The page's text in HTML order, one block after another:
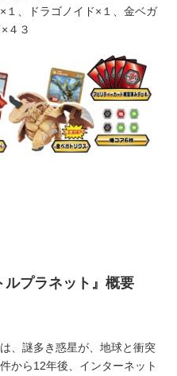
、ドラゴノイド×１、金ベガ
４３
ルプラネット』概要
、謎多き惑星が、地球と衝突
から12年後、インターネット